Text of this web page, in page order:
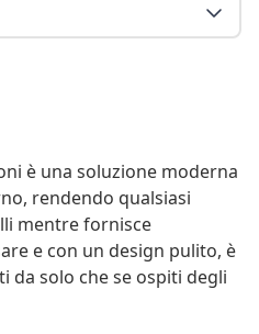
è una soluzione moderna
rendendo qualsiasi
mentre fornisce
e con un design pulito, è
da solo che se ospiti degli